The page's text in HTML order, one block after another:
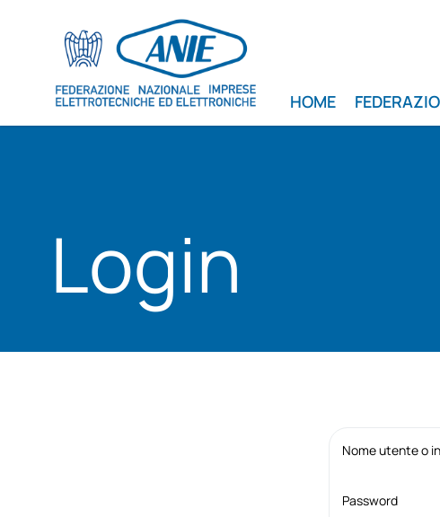
HOME
Login
Nome utente o
Password